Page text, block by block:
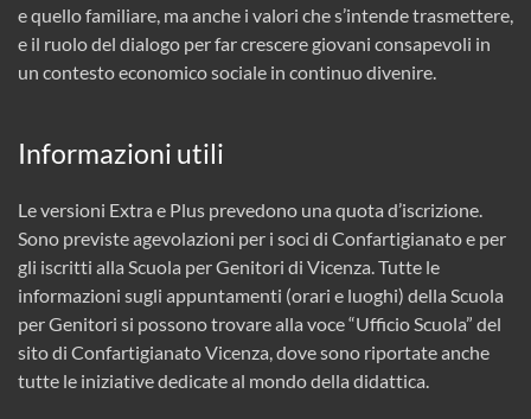
e quello familiare, ma anche i valori che s’intende trasmettere,
e il ruolo del dialogo per far crescere giovani consapevoli in
un contesto economico sociale in continuo divenire.
Informazioni utili
Le versioni Extra e Plus prevedono una quota d’iscrizione.
Sono previste agevolazioni per i soci di Confartigianato e per
gli iscritti alla Scuola per Genitori di Vicenza. Tutte le
informazioni sugli appuntamenti (orari e luoghi) della Scuola
per Genitori si possono trovare alla voce “Ufficio Scuola” del
sito di Confartigianato Vicenza, dove sono riportate anche
tutte le iniziative dedicate al mondo della didattica.